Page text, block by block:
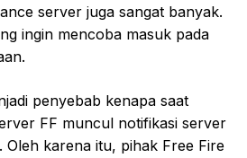
server juga sangat banyak.
ingin mencoba masuk pada
penyebab kenapa saat
FF muncul notifikasi server
Oleh karena itu, pihak Free Fire